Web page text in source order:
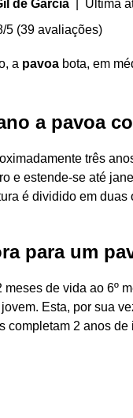
de Garcia | Última
5 (39 avaliações)
a pavoa bota, em
a pavoa
três
e estende-se até
é dividido em
para um
de vida ao 6º
Esta, por sua
completam 2 anos de